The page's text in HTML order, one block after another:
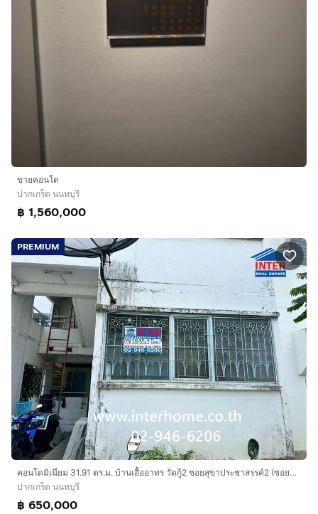
ขายคอนโด
ปากเกร็ด นนทบุรี
฿ 1,560,000
PREMIUM
คอนโดมิเนียม 31.91 ตร.ม. บ้านเอื้ออาทร วัดกู้2 ซอยสุขาประชาสรรค์2 (ซอยวัดกู้) ถนนแจ้งวัฒนะ ถนนติวานนท์ ปากเกร็ด นนทบุรี
ปากเกร็ด นนทบุรี
฿ 650,000